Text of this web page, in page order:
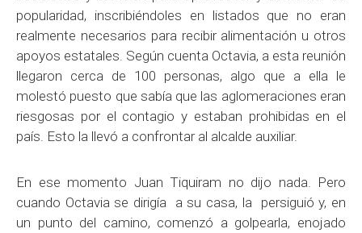
popularidad, inscribiéndoles en listados que no eran
realmente necesarios para recibir alimentación u otros
apoyos estatales. Según cuenta Octavia, a esta reunión
llegaron cerca de 100 personas, algo que a ella le
molestó puesto que sabía que las aglomeraciones eran
riesgosas por el contagio y estaban prohibidas en el
país. Esto la llevó a confrontar al alcalde auxiliar.
En ese momento Juan Tiquiram no dijo nada. Pero
cuando Octavia se dirigía a su casa, la persiguió y, en
un punto del camino, comenzó a golpearla, enojado